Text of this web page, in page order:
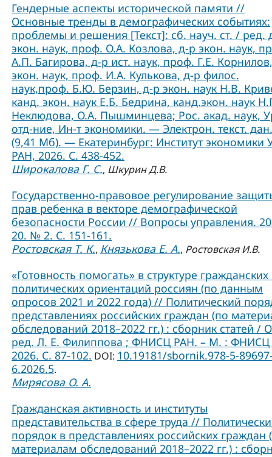
Гендерные аспекты исторической памяти //
Основные тренды в демографических событиях:
проблемы и решения [Текст]: сб. науч. ст. / ред.
экон. наук, проф. О.А. Козлова, д-р экон. наук,
А.П. Багирова, д-р ист. наук, проф. Г.Е.
экон. наук, проф. И.А. Кулькова, д-р филос.
наук,проф. Б.Ю. Берзин, д-р экон. наук Н.В.
канд. экон. наук Е.Б. Бедрина, канд.экон. наук
Неклюдова, О.А. Пышминцева; Рос. акад. наук,
отд-ние, Ин-т экономики. — Электрон. текст. дан.
(9,41 Мб). — Екатеринбург: Институт экономики
РАН, 2026. С. 438-452.
Широкалова Г. С., Шкурин Д.В.
Государственно-правовое регулирование
прав ребенка в векторе демографической
безопасности России // Вопросы управления.
20. № 2. С. 151-161.
Ростовская Т. К., Князькова Е. А., Ростовская И.В.
«Готовность помогать» в структуре гражданских
политических ориентаций россиян (по данным
опросов 2021 и 2022 года) // Политический
представлениях российских граждан (по
обследований 2018–2022 гг.) : сборник статей /
ред. Л. Е. Филиппова ; ФНИСЦ РАН. – М. : ФНИСЦ
2026. C. 87-102. DOI: 10.19181/sbornik.978-5-
6.2026.5.
Мирясова О. А.
Гражданская активность и институты
представительства в сфере труда //
порядок в представлениях российских граждан
материалам обследований 2018–2022 гг.) :